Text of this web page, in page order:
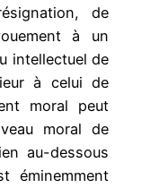
de
à un
intellectuel de
à celui de
moral peut
moral de
au-dessous
éminemment